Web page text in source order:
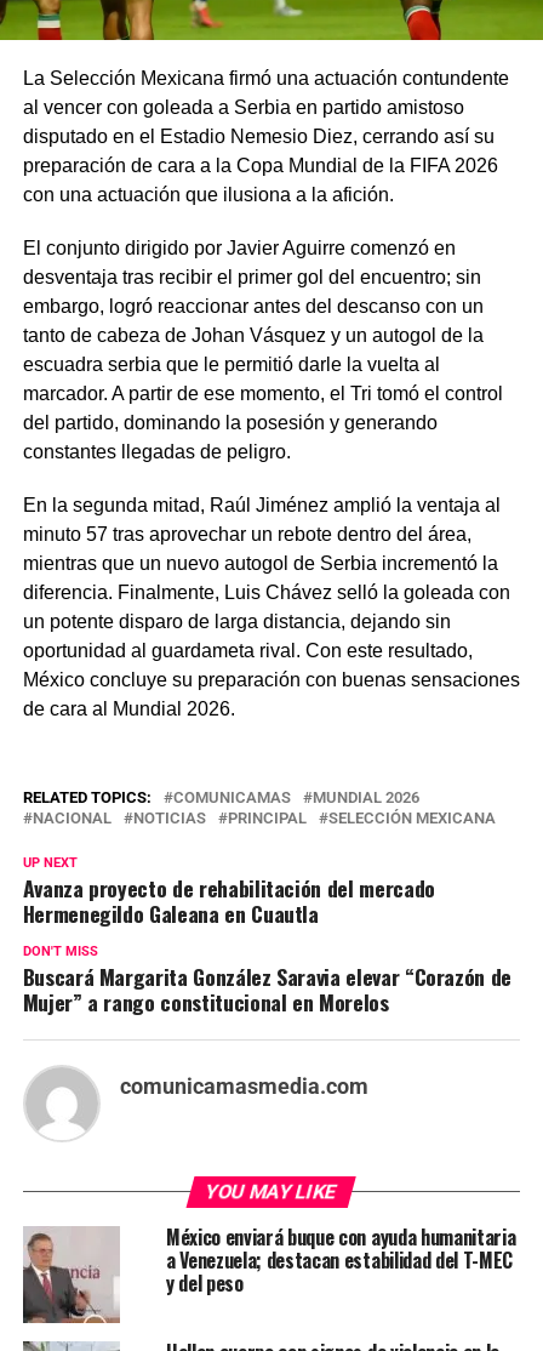
La Selección Mexicana firmó una actuación contundente
al vencer con goleada a Serbia en partido amistoso
disputado en el Estadio Nemesio Diez, cerrando así su
preparación de cara a la Copa Mundial de la FIFA 2026
con una actuación que ilusiona a la afición.
El conjunto dirigido por Javier Aguirre comenzó en
desventaja tras recibir el primer gol del encuentro; sin
embargo, logró reaccionar antes del descanso con un
tanto de cabeza de Johan Vásquez y un autogol de la
escuadra serbia que le permitió darle la vuelta al
marcador. A partir de ese momento, el Tri tomó el control
del partido, dominando la posesión y generando
constantes llegadas de peligro.
En la segunda mitad, Raúl Jiménez amplió la ventaja al
minuto 57 tras aprovechar un rebote dentro del área,
mientras que un nuevo autogol de Serbia incrementó la
diferencia. Finalmente, Luis Chávez selló la goleada con
un potente disparo de larga distancia, dejando sin
oportunidad al guardameta rival. Con este resultado,
México concluye su preparación con buenas sensaciones
de cara al Mundial 2026.
RELATED TOPICS: COMUNICAMAS
MUNDIAL 2026
NACIONAL
NOTICIAS PRINCIPAL SELECCIÓN MEXICANA
UP NEXT
Avanza proyecto de rehabilitación del mercado
Hermenegildo Galeana en Cuautla
DON'T MISS
Buscará Margarita González Saravia elevar “Corazón de
Mujer” a rango constitucional en Morelos
comunicamasmedia.com
YOU MAY LIKE
México enviará buque con ayuda humanitaria
a Venezuela; destacan estabilidad del T-MEC
y del peso